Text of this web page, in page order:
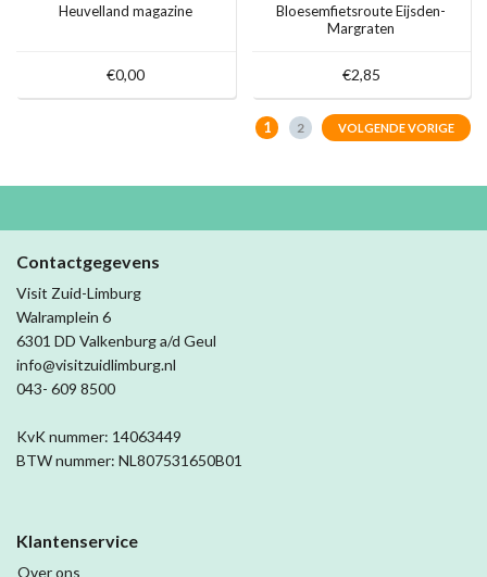
Heuvelland magazine
€0,00
Bloesemfietsroute Eijsden-
Margraten
€2,85
1 2 VOLGENDE VORIGE
Contactgegevens
Visit Zuid-Limburg
Walramplein 6
6301 DD Valkenburg a/d Geul
info@visitzuidlimburg.nl
043- 609 8500
KvK nummer: 14063449
BTW nummer: NL807531650B01
Klantenservice
Over ons